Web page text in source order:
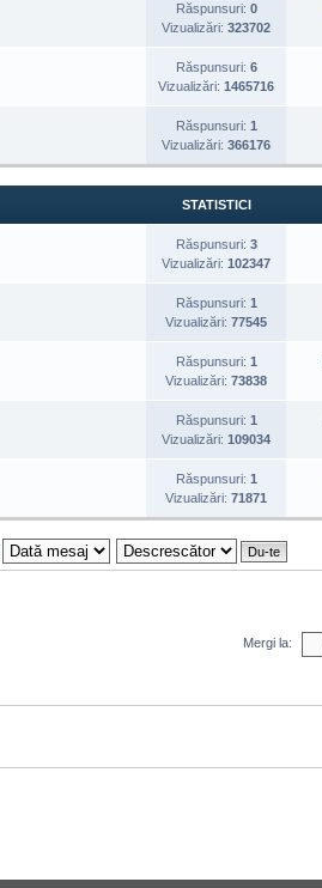
Răspunsuri: 0
Vizualizări: 323702
Răspunsuri: 6
Vizualizări: 1465716
Răspunsuri: 1
Vizualizări: 366176
STATISTICI
Răspunsuri: 3
Vizualizări: 102347
Răspunsuri: 1
Vizualizări: 77545
Răspunsuri: 1
Vizualizări: 73838
Răspunsuri: 1
Vizualizări: 109034
Răspunsuri: 1
Vizualizări: 71871
Mergi la: